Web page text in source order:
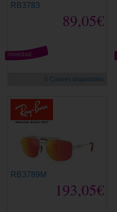
RB3783
89,05€
novedad
5 Colores disponibles
RB3789M
193,05€